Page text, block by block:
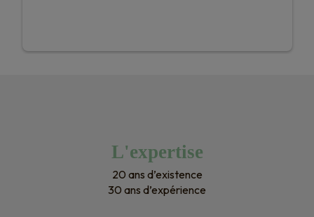
L'expertise
20 ans d’existence
30 ans d’expérience